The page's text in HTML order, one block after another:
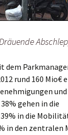
dem
rund 160 Mio€
gehen in die
in die
in den